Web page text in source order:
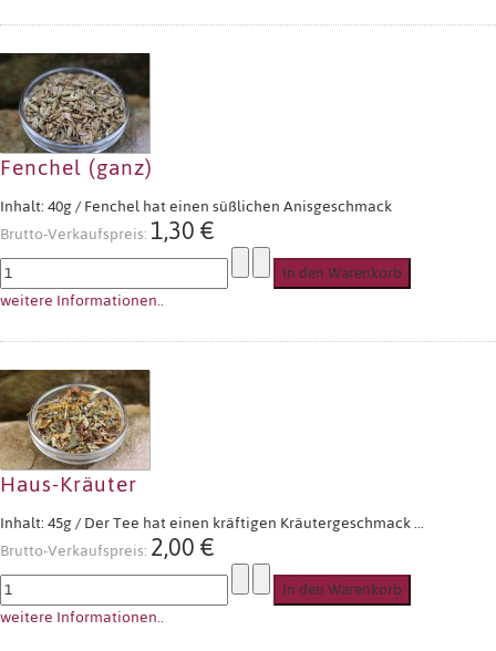
Fenchel (ganz)
Inhalt: 40g / Fenchel hat einen süßlichen Anisgeschmack
Brutto-Verkaufspreis:1,30 €
weitere Informationen..
Haus-Kräuter
Inhalt: 45g / Der Tee hat einen kräftigen Kräutergeschmack ...
Brutto-Verkaufspreis:2,00 €
weitere Informationen..